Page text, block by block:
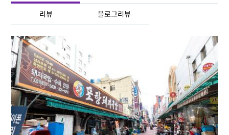
리뷰 블로그리뷰